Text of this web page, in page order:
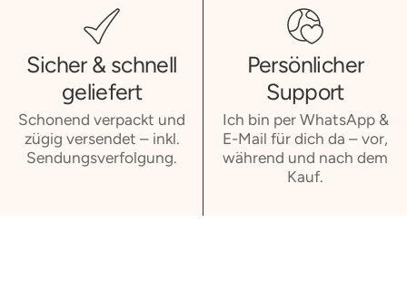
Sicher & schnell
geliefert
Schonend verpackt und
zügig versendet – inkl.
Sendungsverfolgung.
Persönlicher
Support
Ich bin per WhatsApp &
E-Mail für dich da – vor,
während und nach dem
Kauf.